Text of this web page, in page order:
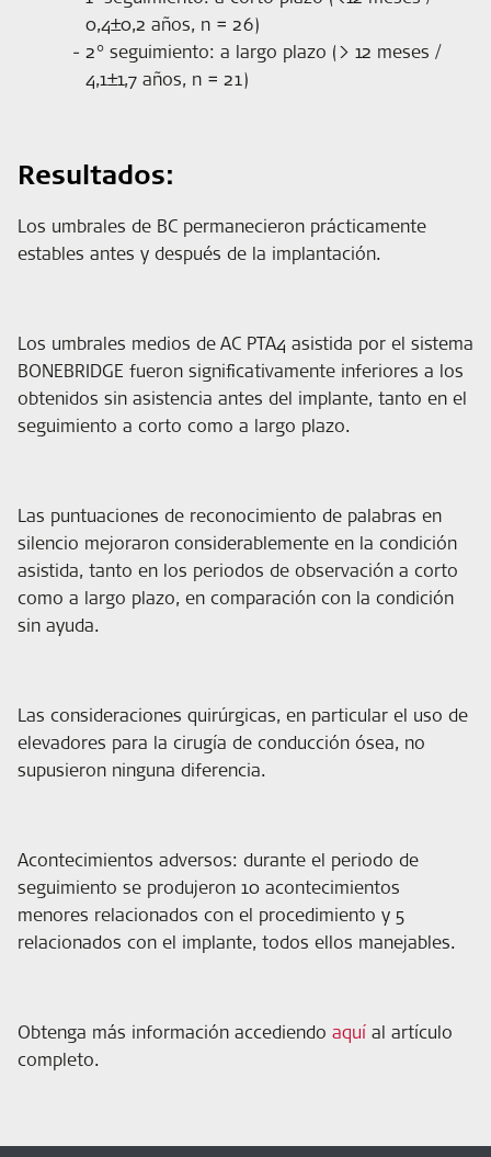
0,4±0,2 años, n = 26)
2° seguimiento: a largo plazo (> 12 meses /
4,1±1,7 años, n = 21)
Resultados:
Los umbrales de BC permanecieron prácticamente
estables antes y después de la implantación.
Los umbrales medios de AC PTA4 asistida por el sistema
BONEBRIDGE fueron significativamente inferiores a los
obtenidos sin asistencia antes del implante, tanto en el
seguimiento a corto como a largo plazo.
Las puntuaciones de reconocimiento de palabras en
silencio mejoraron considerablemente en la condición
asistida, tanto en los periodos de observación a corto
como a largo plazo, en comparación con la condición
sin ayuda.
Las consideraciones quirúrgicas, en particular el uso de
elevadores para la cirugía de conducción ósea, no
supusieron ninguna diferencia.
Acontecimientos adversos: durante el periodo de
seguimiento se produjeron 10 acontecimientos
menores relacionados con el procedimiento y 5
relacionados con el implante, todos ellos manejables.
Obtenga más información accediendo aquí al artículo
completo.